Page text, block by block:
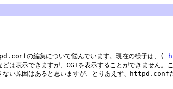
の編集について悩んでいます。現在の様子は、(
どは表示できますが、CGIを表示することができません
原因はあると思いますが、とりあえず、httpd.conf